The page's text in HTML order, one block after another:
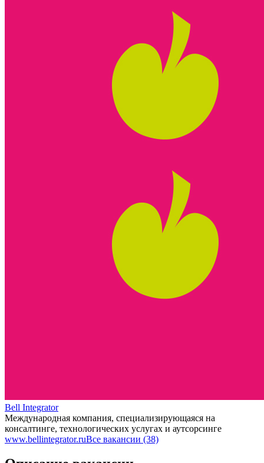
Bell Integrator
Международная компания, специализирующаяся на
консалтинге, технологических услугах и аутсорсинге
www.bellintegrator.ruВсе вакансии (38)